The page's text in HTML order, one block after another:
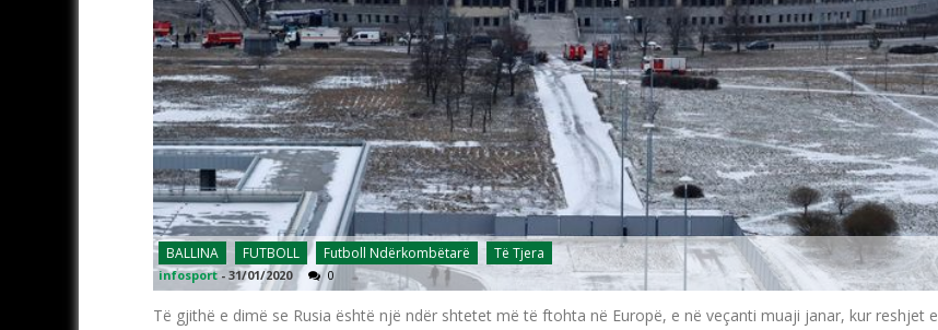
BALLINA FUTBOLL Futboll Ndërkombëtarë Të Tjera
infosport - 31/01/2020 0
Të gjithë e dimë se Rusia është një ndër shtetet më të ftohta në Europë, e në veçanti muaji janar, kur reshjet e